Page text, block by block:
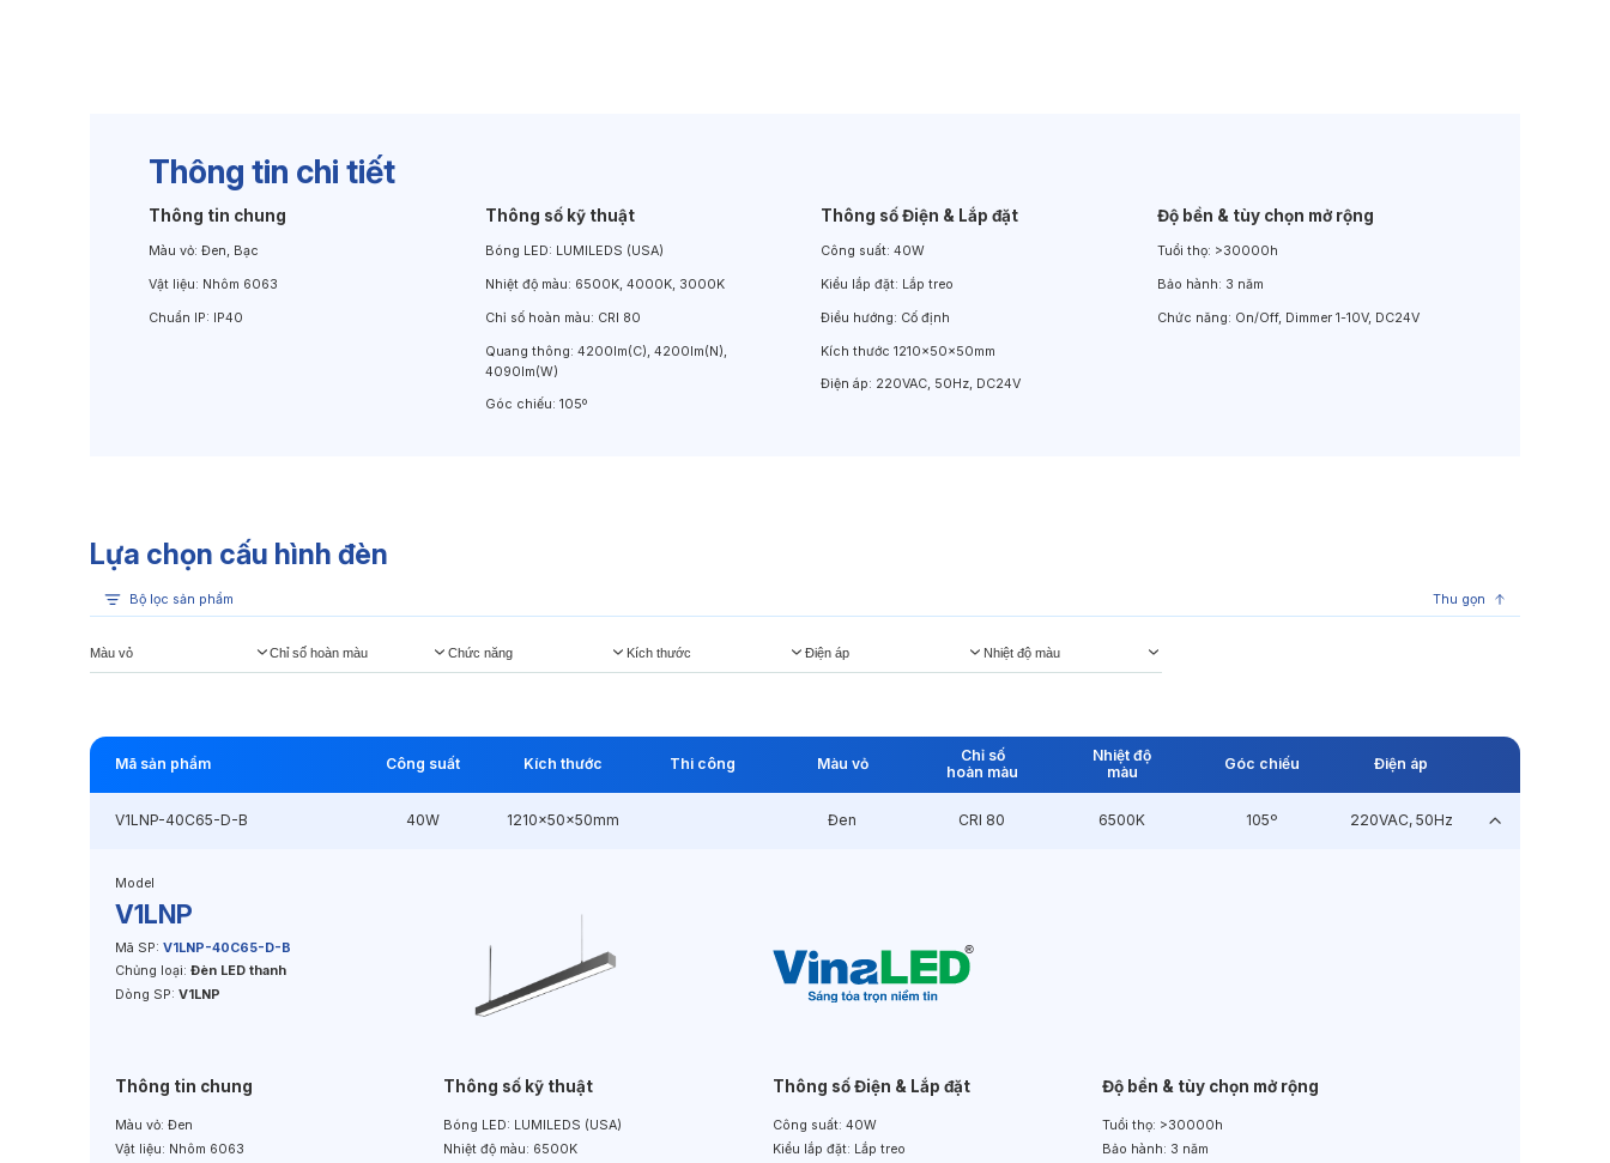
Thông tin chi tiết
Thông tin chung
Màu vỏ: Đen, Bạc
Vật liệu: Nhôm 6063
Chuẩn IP: IP40
Thông số kỹ thuật
Bóng LED: LUMILEDS (USA)
Nhiệt độ màu: 6500K, 4000K, 3000K
Chỉ số hoàn màu: CRI 80
Quang thông: 4200lm(C), 4200lm(N),
4090lm(W)
Góc chiếu: 105º
Thông số Điện & Lắp đặt
Công suất:40W
Kiểu lắp đặt: Lắp treo
Điều hướng: Cố định
Kích thước1210x50x50mm
Điện áp: 220VAC, 50Hz, DC24V
Độ bền & tùy chọn mở rộng
Tuổi thọ: >30000h
Bảo hành: 3 năm
Chức năng: On/Off, Dimmer 1-10V, DC24V
Lựa chọn cấu hình đèn
Bộ lọc sản phẩm Thu gọn
Màu vỏ Chỉ số hoàn màu Chức năng Kích thước Điện áp Nhiệt độ màu
Mã sản phẩm Công suất Kích thước Thi công Màu vỏ
Chỉ số
hoàn màu
Nhiệt độ
màu
Góc chiếu Điện áp
V1LNP-40C65-D-B 40W 1210x50x50mm Đen CRI 80 6500K 105º 220VAC, 50Hz
Model
V1LNP
Mã SP: V1LNP-40C65-D-B
Chủng loại: Đèn LED thanh
Dòng SP: V1LNP
Thông tin chung
Màu vỏ: Đen
Vật liệu: Nhôm 6063
Thông số kỹ thuật
Bóng LED: LUMILEDS (USA)
Nhiệt độ màu: 6500K
Thông số Điện & Lắp đặt
Công suất: 40W
Kiểu lắp đặt: Lắp treo
Độ bền & tùy chọn mở rộng
Tuổi thọ: >30000h
Bảo hành: 3 năm